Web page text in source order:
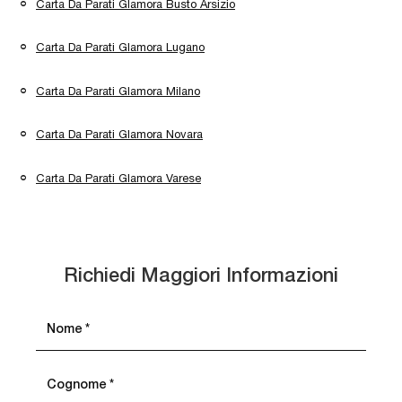
Carta Da Parati Glamora Busto Arsizio
Carta Da Parati Glamora Lugano
Carta Da Parati Glamora Milano
Carta Da Parati Glamora Novara
Carta Da Parati Glamora Varese
Richiedi Maggiori Informazioni